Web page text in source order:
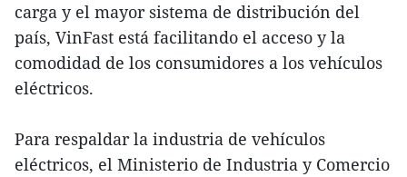
carga y el mayor sistema de distribución del
país, VinFast está facilitando el acceso y la
comodidad de los consumidores a los vehículos
eléctricos.
Para respaldar la industria de vehículos
eléctricos, el Ministerio de Industria y Comercio